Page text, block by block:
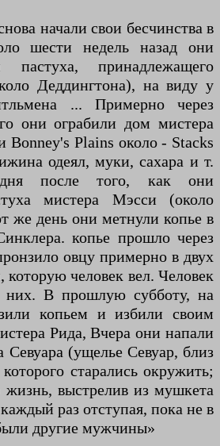
начали свои бесчинства в
шести недель назад они
пастуха, принадлежащего
Деддингтона), на виду у
... Примерно через
они ограбили дом мистера
Plains около - Stacks
одеял, муки, сахара и т.
после того, как они
мистера Мэсси (около
же день они метнули копье в
копье прошло через
овцу примерно в двух
которую человек вел. Человек
них. В прошлую субботу, на
копьем и избили своим
Рида, Вчера они напали
Севуара (ущелье Севуар, близ
старались окружить;
жизнь, выстрелив из мушкета
раз отступая, пока не в
другие мужчины»